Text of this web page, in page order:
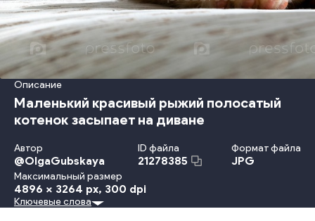
Описание
Маленький красивый рыжий полосатый
котенок засыпает на диване
Автор
@OlgaGubskaya
ID файла
21278385
Формат файла
JPG
Максимальный размер
4896 x 3264 px, 300 dpi
Младенец Спать
Ключевые слова